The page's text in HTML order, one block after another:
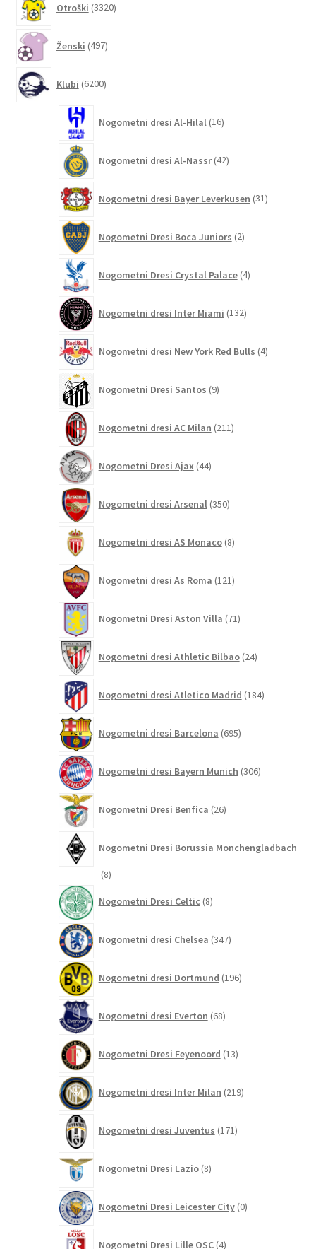
Otroški 3320izdelkov
Ženski 497izdelkov
Klubi 6200izdelkov
Nogometni dresi Al-Hilal 16izdelkov
Nogometni dresi Al-Nassr 42izdelkov
Nogometni dresi Bayer Leverkusen 31izdelkov
Nogometni Dresi Boca Juniors 2izdelka
Nogometni Dresi Crystal Palace 4izdelki
Nogometni dresi Inter Miami 132izdelkov
Nogometni dresi New York Red Bulls 4izdelki
Nogometni Dresi Santos 9izdelkov
Nogometni dresi AC Milan 211izdelkov
Nogometni Dresi Ajax 44izdelkov
Nogometni dresi Arsenal 350izdelkov
Nogometni dresi AS Monaco 8izdelkov
Nogometni dresi As Roma 121izdelkov
Nogometni Dresi Aston Villa 71izdelkov
Nogometni dresi Athletic Bilbao 24izdelkov
Nogometni dresi Atletico Madrid 184izdelkov
Nogometni dresi Barcelona 695izdelkov
Nogometni dresi Bayern Munich 306izdelkov
Nogometni Dresi Benfica 26izdelkov
Nogometni Dresi Borussia Monchengladbach
88
Nogometni Dresi Celtic 8izdelkov
Nogometni dresi Chelsea 347izdelkov
Nogometni dresi Dortmund 196izdelkov
Nogometni dresi Everton 68izdelkov
Nogometni Dresi Feyenoord 13izdelkov
Nogometni dresi Inter Milan 219izdelkov
Nogometni dresi Juventus 171izdelkov
Nogometni Dresi Lazio 8izdelkov
Nogometni Dresi Leicester City 0izdelkov
Nogometni Dresi Lille OSC 4